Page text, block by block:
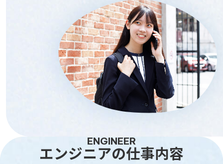
ENGINEER
エンジニアの仕事内容